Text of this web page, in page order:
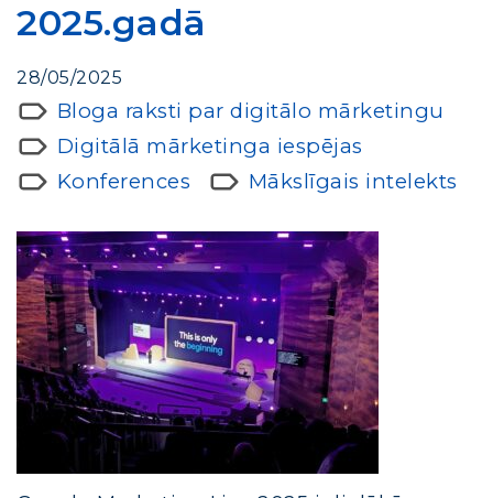
2025.gadā
28/05/2025
Bloga raksti par digitālo mārketingu
Digitālā mārketinga iespējas
Konferences
Mākslīgais intelekts